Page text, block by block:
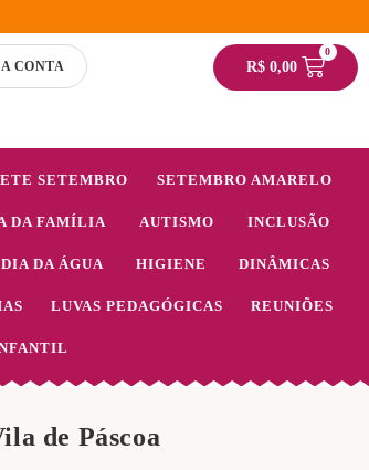
CONTA R$0,00
0
SETEMBRO SETEMBRO AMARELO
DA FAMÍLIA AUTISMO INCLUSÃO
DIA DA ÁGUA HIGIENE DINÂMICAS
LUVAS PEDAGÓGICAS REUNIÕES
de Páscoa